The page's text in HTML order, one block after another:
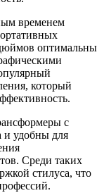
временем
оптимальны
который
с
и удобны для
Среди таких
стилуса, что